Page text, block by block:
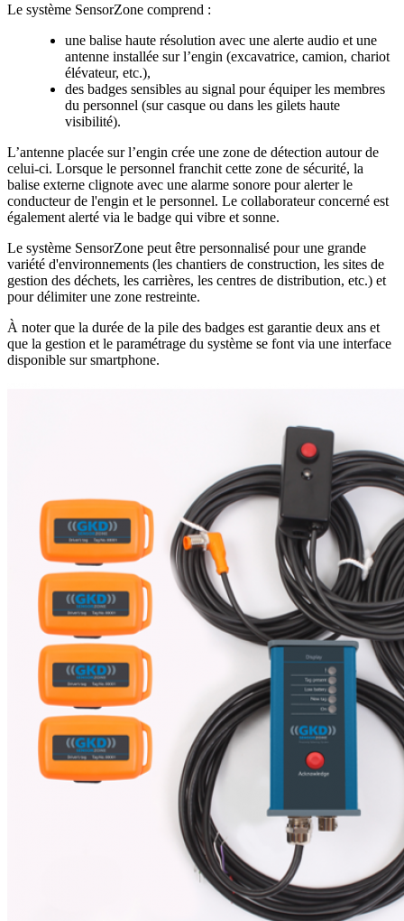
Le système SensorZone comprend :
une balise haute résolution avec une alerte audio et une
antenne installée sur l’engin (excavatrice, camion, chariot
élévateur, etc.),
des badges sensibles au signal pour équiper les membres
du personnel (sur casque ou dans les gilets haute
visibilité).
L’antenne placée sur l’engin crée une zone de détection autour de
celui-ci. Lorsque le personnel franchit cette zone de sécurité, la
balise externe clignote avec une alarme sonore pour alerter le
conducteur de l'engin et le personnel. Le collaborateur concerné est
également alerté via le badge qui vibre et sonne.
Le système SensorZone peut être personnalisé pour une grande
variété d'environnements (les chantiers de construction, les sites de
gestion des déchets, les carrières, les centres de distribution, etc.) et
pour délimiter une zone restreinte.
À noter que la durée de la pile des badges est garantie deux ans et
que la gestion et le paramétrage du système se font via une interface
disponible sur smartphone.